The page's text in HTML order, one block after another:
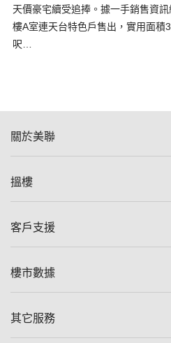
天價豪宅續受追捧。據一手銷售資
樓A室連天台特色戶售出，實用面積
呎…
關於美聯
美聯集團
人才招募
搵樓
一手新盤
減價
美聯豪宅
獨家樓盤
客戶支援
自助放盤
查詢熱線
樓市數據
樓價指數
其它服務